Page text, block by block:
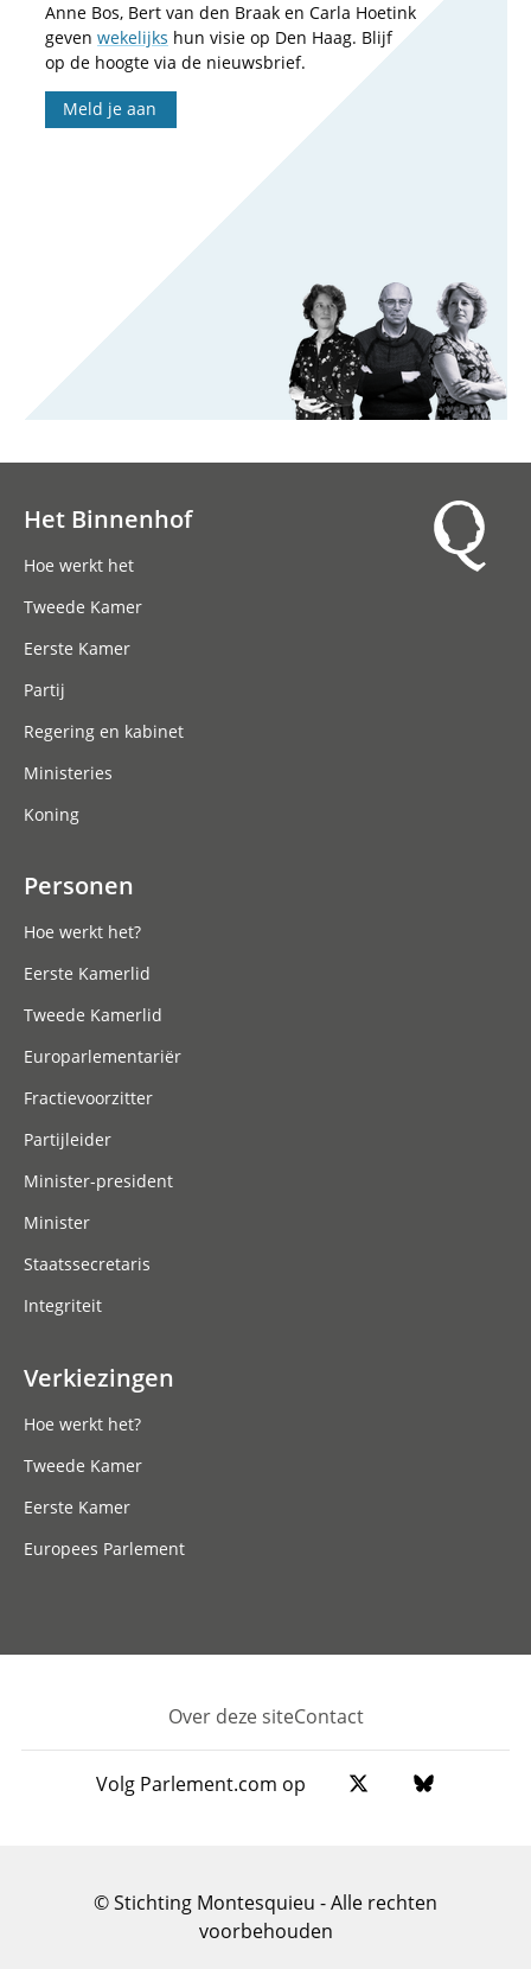
Anne Bos, Bert van den Braak en Carla Hoetink
geven wekelijks hun visie op Den Haag. Blijf
op de hoogte via de nieuwsbrief.
Meld je aan
Het Binnenhof
Hoe werkt het
Tweede Kamer
Eerste Kamer
Partij
Regering en kabinet
Ministeries
Koning
Personen
Hoe werkt het?
Eerste Kamerlid
Tweede Kamerlid
Europarlementariër
Fractievoorzitter
Partijleider
Minister-president
Minister
Staatssecretaris
Integriteit
Verkiezingen
Hoe werkt het?
Tweede Kamer
Eerste Kamer
Europees Parlement
Footer
Over deze siteContact
Volg Parlement.com op
© Stichting Montesquieu - Alle rechten
voorbehouden